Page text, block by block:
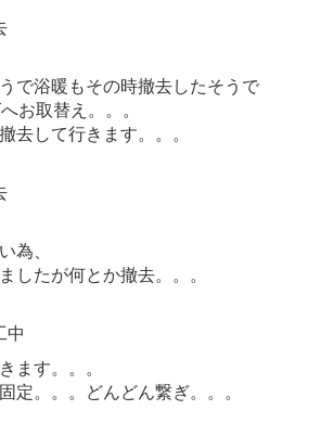
で浴暖もその時撤去したそうで
お取替え。。。
去して行きます。。。
為、
したが何とか撤去。。。
中
ます。。。
。。。どんどん繋ぎ。。。